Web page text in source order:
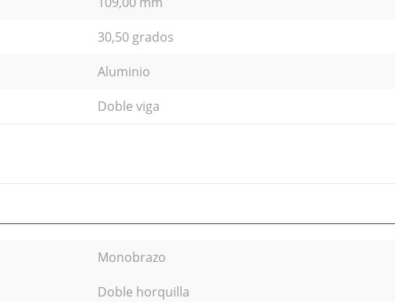
30,50 grados
Aluminio
Doble viga
Monobrazo
Doble horquilla